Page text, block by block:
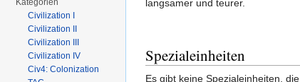
langsamer und teurer.
Spezialeinheiten
Es gibt keine Spezialeinheiten,
Kategorien
Civilization I
Civilization II
Civilization III
Civilization IV
Civ4: Colonization